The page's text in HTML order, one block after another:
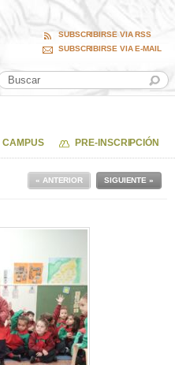
SUBSCRIBIRSE VIA RSS
SUBSCRIBIRSE VIA E-MAIL
CAMPUS PRE-INSCRIPCIÓN
SIGUIENTE »
« ANTERIOR